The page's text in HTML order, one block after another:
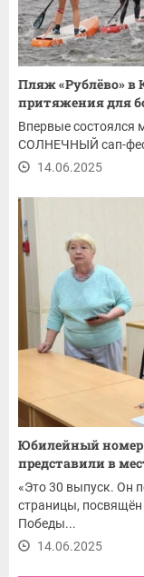
Пляж «Рублёво» в
притяжения для
Впервые
СОЛНЕЧНЫЙ сап-
14.06.2025
Юбилейный номер
представили в
«Это 30 выпуск. Он
страницы,
Победы...
14.06.2025